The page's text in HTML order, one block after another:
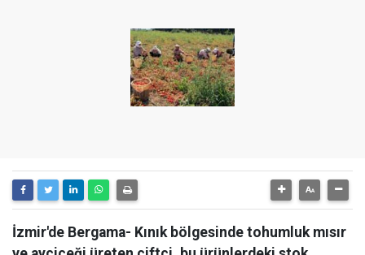
İzmir'de Bergama- Kınık bölgesinde tohumluk mısır